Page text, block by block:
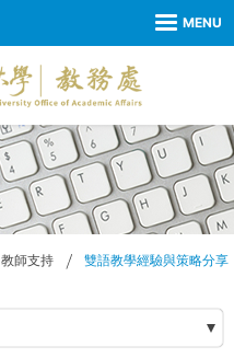
教師支持 雙語教學經驗與策略分享